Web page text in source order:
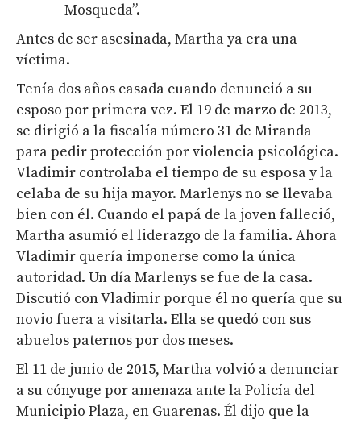
Mosqueda”.
Antes de ser asesinada, Martha ya era una
víctima.
Tenía dos años casada cuando denunció a su
esposo por primera vez. El 19 de marzo de 2013,
se dirigió a la fiscalía número 31 de Miranda
para pedir protección por violencia psicológica.
Vladimir controlaba el tiempo de su esposa y la
celaba de su hija mayor. Marlenys no se llevaba
bien con él. Cuando el papá de la joven falleció,
Martha asumió el liderazgo de la familia. Ahora
Vladimir quería imponerse como la única
autoridad. Un día Marlenys se fue de la casa.
Discutió con Vladimir porque él no quería que su
novio fuera a visitarla. Ella se quedó con sus
abuelos paternos por dos meses.
El 11 de junio de 2015, Martha volvió a denunciar
a su cónyuge por amenaza ante la Policía del
Municipio Plaza, en Guarenas. Él dijo que la